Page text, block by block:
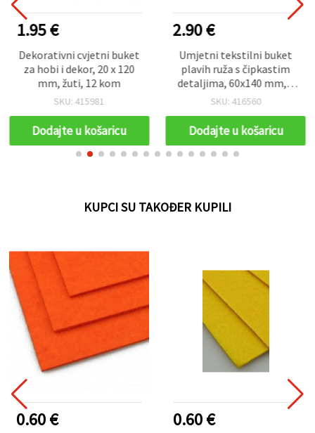
1.95 €
Dekorativni cvjetni buket
za hobi i dekor, 20 x 120
mm, žuti, 12 kom
SKU: 415981
Dodajte u košaricu
2.90 €
Umjetni tekstilni buket
plavih ruža s čipkastim
detaljima, 60x140 mm, 6
kom.
SKU: 416560
Dodajte u košaricu
KUPCI SU TAKOĐER KUPILI
0.60 € 0.60 €